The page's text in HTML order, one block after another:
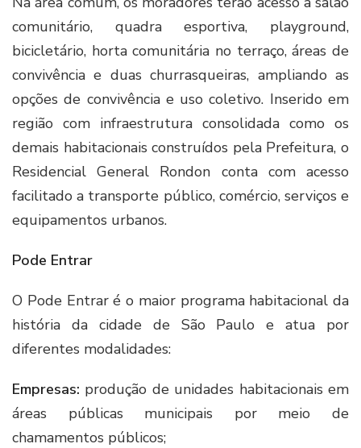
comunitário, quadra esportiva, playground,
bicicletário, horta comunitária no terraço, áreas de
convivência e duas churrasqueiras, ampliando as
opções de convivência e uso coletivo. Inserido em
região com infraestrutura consolidada como os
demais habitacionais construídos pela Prefeitura, o
Residencial General Rondon conta com acesso
facilitado a transporte público, comércio, serviços e
equipamentos urbanos.
Pode Entrar
O Pode Entrar é o maior programa habitacional da
história da cidade de São Paulo e atua por
diferentes modalidades:
Empresas: produção de unidades habitacionais em
áreas públicas municipais por meio de
chamamentos públicos;